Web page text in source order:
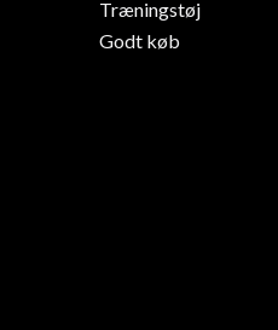
Træningstøj
Godt køb